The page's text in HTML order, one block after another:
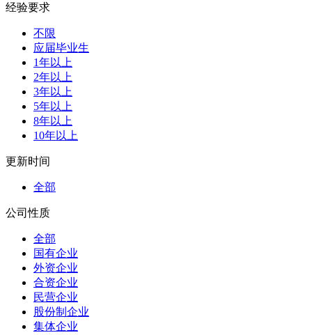
经验要求
不限
应届毕业生
1年以上
2年以上
3年以上
5年以上
8年以上
10年以上
更新时间
全部
公司性质
全部
国有企业
外资企业
合资企业
民营企业
股份制企业
集体企业